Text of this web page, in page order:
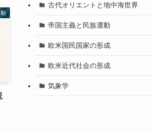
古代オリエントと地中海世界
帝国主義と民族運動
欧米国民国家の形成
欧米近代社会の形成
気象学